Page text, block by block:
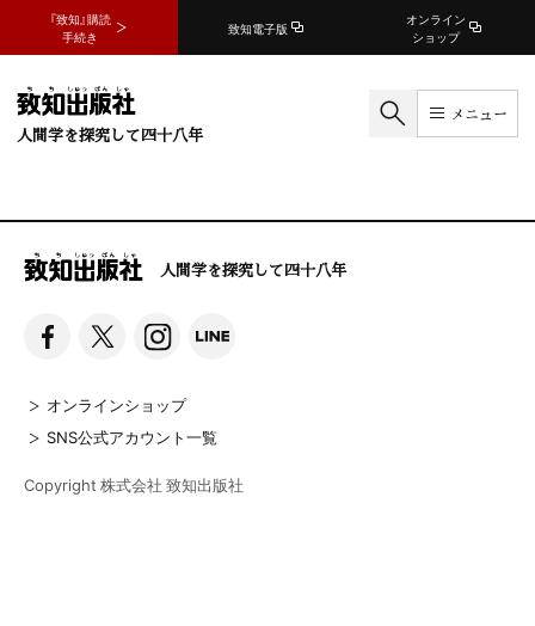
『致知』購読
手続き
致知電子版
オンライン
ショップ
人間学を探究して四十八年
メニュー
人間学を探究して四十八年
オンラインショップ
SNS公式アカウント一覧
Copyright 株式会社 致知出版社